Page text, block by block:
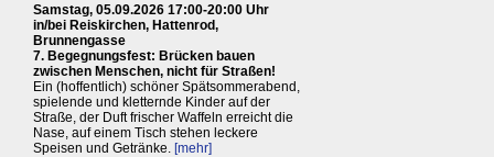
Samstag, 05.09.2026 17:00-20:00 Uhr
in/bei Reiskirchen, Hattenrod,
Brunnengasse
7. Begegnungsfest: Brücken bauen
zwischen Menschen, nicht für Straßen!
Ein (hoffentlich) schöner Spätsommerabend,
spielende und kletternde Kinder auf der
Straße, der Duft frischer Waffeln erreicht die
Nase, auf einem Tisch stehen leckere
Speisen und Getränke. [mehr]